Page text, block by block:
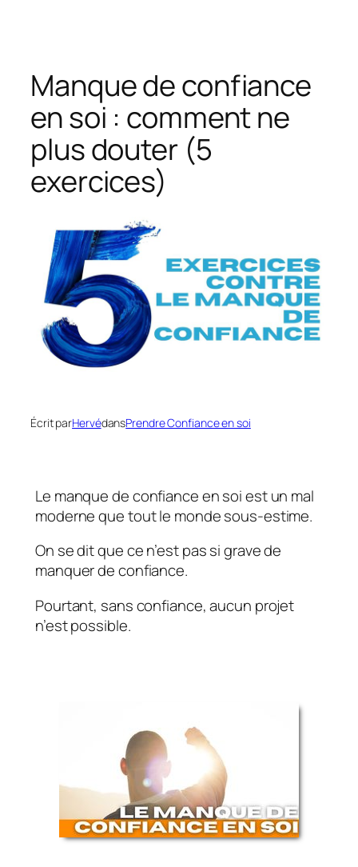
contenu
Manque de confiance
en soi : comment ne
plus douter (5
exercices)
Écrit parHervédansPrendre Confiance en soi
Le manque de confiance en soi est un mal
moderne que tout le monde sous-estime.
On se dit que ce n’estpas si grave de
manquer de confiance.
Pourtant, sans confiance, aucun projet
n’est possible.